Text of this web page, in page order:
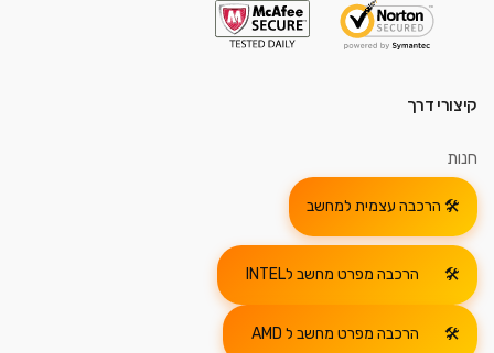
קיצורי דרך
חנות
הרכבה עצמית למחשב
הרכבה מפרט מחשב לINTEL
הרכבה מפרט מחשב ל AMD